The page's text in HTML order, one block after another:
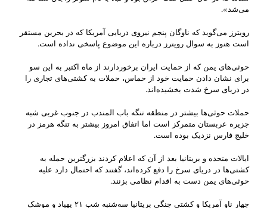
می‌شد».
رویترز می‌گوید که ناوگان پنجم نیروی دریایی آمریکا که در بحرین مستقر
است هنوز به سوال رویترز درباره این موضوع پاسخی نداده است.
حوثی‌های یمن که از حمایت ایران برخوردارند از ماه اکتبر به این سو
برای نشان دادن حمایت خود از حماس، حملات به کشتی‌های تجاری را
در دریای سرخ شدت بخشیده‌اند.
حملات حوثی‌ها بیشتر در منطقه تنگه باب المندب در جنوب غربی شبه
جزیره عربستان متمرکز است اما اتفاق امروز بیشتر به تنگه هرمز در
خلیج فارس نزدیک بوده است.
ایالات متحده و بریتانیا بعد از آن که اعلام کردند بزرگترین حمله به
کشتی‌ها در دریای سرخ را دفع کرده‌اند، گفتند که احتمال دارد علیه
حوثی‌های یمن دست به اقدام نظامی بزنند.
چهار ناو آمریکا و کشتی جنگی بریتانیا سه‌شنبه شب ۲۱ پهپاد و موشک